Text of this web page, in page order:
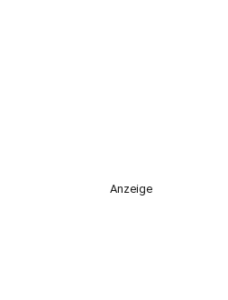
Anzeige